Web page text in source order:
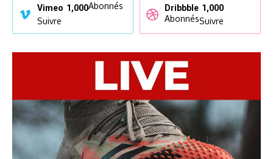
Vimeo 1,000Abonnés
Suivre
Dribbble 1,000
AbonnésSuivre